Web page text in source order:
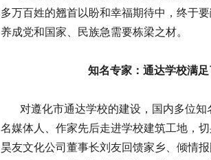
多万百姓的翘首以盼和幸福期待中，终于
养成党和国家、民族急需要栋梁之材。
知名专家：通达学校满
对遵化市通达学校的建设，国内多位知
名媒体人、作家先后走进学校建筑工地，
昊友文化公司董事长刘友回馈家乡、倾情报